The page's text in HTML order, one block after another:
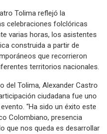
Tolima reflejó la
celebraciones folclóricas
varias horas, los asistentes
construida a partir de
que recorrieron
territorios nacionales.
del Tolima, Alexander Castro
ciudadana fue uno
“Ha sido un éxito este
Colombiano, presencia
que nos queda es desarrollar